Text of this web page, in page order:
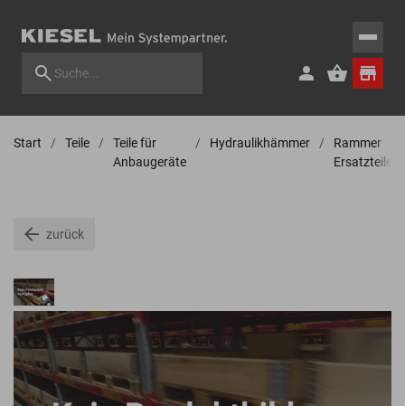
Start Teile
Teile für
Anbaugeräte
Hydraulikhämmer
Rammer
Ersatzteile
zurück